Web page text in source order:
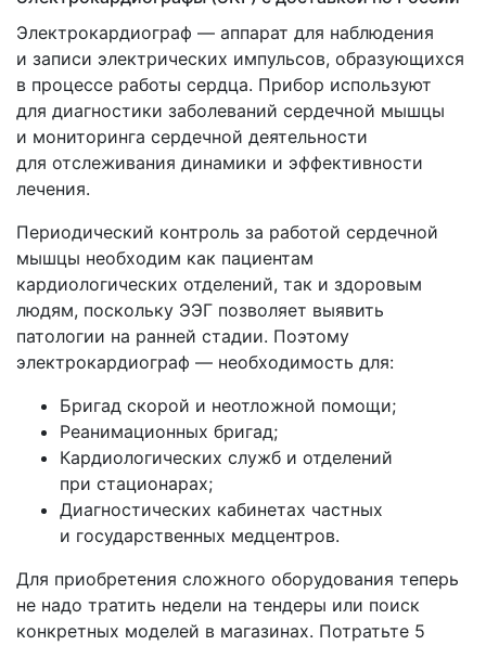
Электрокардиограф — аппарат для наблюдения
и записи электрических импульсов, образующихся
в процессе работы сердца. Прибор используют
для диагностики заболеваний сердечной мышцы
и мониторинга сердечной деятельности
для отслеживания динамики и эффективности
лечения.
Периодический контроль за работой сердечной
мышцы необходим как пациентам
кардиологических отделений, так и здоровым
людям, поскольку ЭЭГ позволяет выявить
патологии на ранней стадии. Поэтому
электрокардиограф — необходимость для:
Бригад скорой и неотложной помощи;
Реанимационных бригад;
Кардиологических служб и отделений
при стационарах;
Диагностических кабинетах частных
и государственных медцентров.
Для приобретения сложного оборудования теперь
не надо тратить недели на тендеры или поиск
конкретных моделей в магазинах. Потратьте 5